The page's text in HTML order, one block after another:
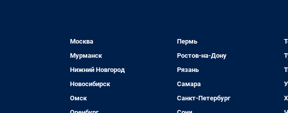
Москва
Мурманск
Нижний Новгород
Новосибирск
Омск
Пермь
Ростов-на-Дону
Рязань
Самара
Санкт-Петербург